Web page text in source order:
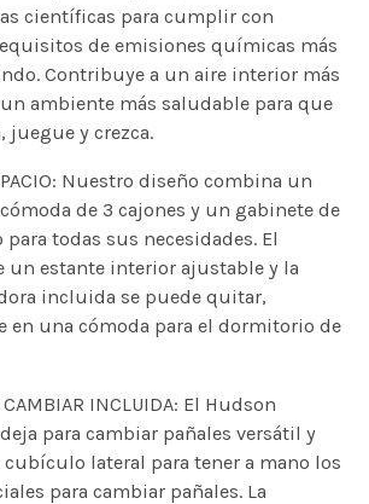
científicas para cumplir con
de emisiones químicas más
Contribuye a un aire interior más
ambiente más saludable para que
juegue y crezca.
Nuestro diseño combina un
de 3 cajones y un gabinete de
todas sus necesidades. El
un estante interior ajustable y la
incluida se puede quitar,
en una cómoda para el dormitorio de
CAMBIAR INCLUIDA: El Hudson
para cambiar pañales versátil y
lateral para tener a mano los
para cambiar pañales. La